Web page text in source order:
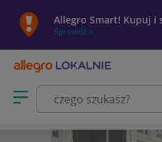
Allegro Smart! Kupuj i
Sprawdź »
Otwórz menu z kategoriami